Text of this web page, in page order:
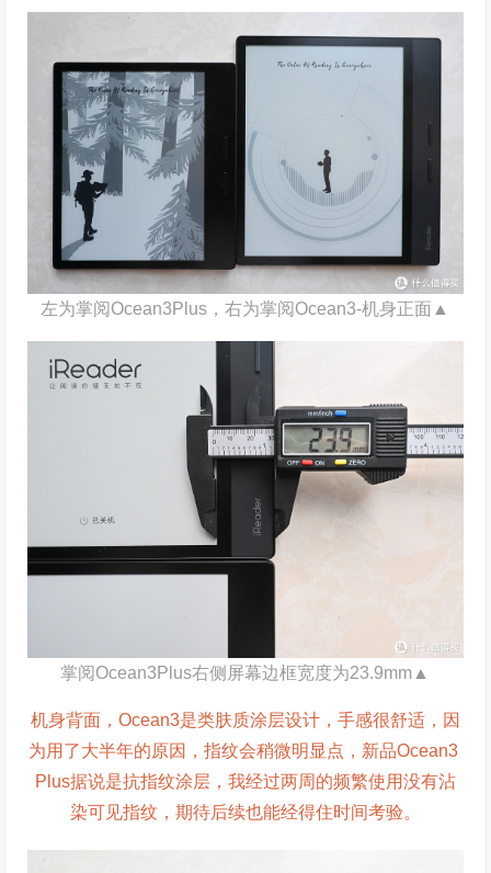
左为掌阅Ocean3Plus，右为掌阅Ocean3-机身正面▲
掌阅Ocean3Plus右侧屏幕边框宽度为23.9mm▲
机身背面，Ocean3是类肤质涂层设计，手感很舒适，因
为用了大半年的原因，指纹会稍微明显点，新品Ocean3
Plus据说是抗指纹涂层，我经过两周的频繁使用没有沾
染可见指纹，期待后续也能经得住时间考验。